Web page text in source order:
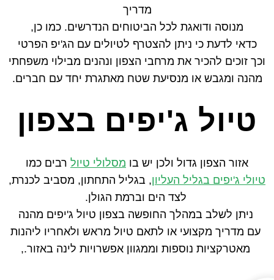
מדריך
מנוסה ודואגת לכל הביטוחים הנדרשים. כמו כן,
כדאי לדעת כי ניתן להצטרף לטיולים עם הג'יפ הפרטי
וכך זוכים להכיר את מרחבי הצפון ונהנים מבילוי משפחתי
מהנה ומגבש או מנסיעת שטח מאתגרת יחד עם חברים.
טיול ג'יפים בצפון
אזור הצפון גדול ולכן יש בו מסלולי טיולרבים כמו
טיולי ג'יפים בגליל העליון,בגליל התחתון, מסביב לכנרת,
לצד הים וברמת הגולן.
ניתן לשלב במהלך החופשה בצפון טיול ג'יפים מהנה
עם מדריך מקצועי או לתאם טיול מראש ולאחריו ליהנות
מאטרקציות נוספות וממגוון אפשרויות לינה באזור.,